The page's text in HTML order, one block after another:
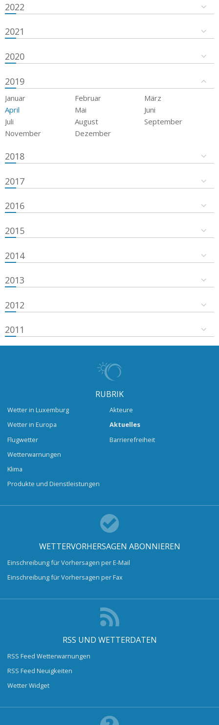
2022
2021
2020
2019
Januar Februar
März
April
Mai
Juni
Juli
August
September
November
Dezember
2018
2017
2016
2015
2014
2013
2012
2011
RUBRIK
Wetter in Luxemburg
Wetter in Europa
Flugwetter
Wetterwarnungen
Klima
Produkte und Dienstleistungen
Akteure
Aktuelles
Barrierefreiheit
WETTERVORHERSAGEN ABONNIEREN
Einschreibung für Vorhersagen per E-Mail
Einschreibung für Vorhersagen per Fax
RSS UND WETTERDATEN
RSS Feed Wetterwarnungen
RSS Feed Neuigkeiten
Wetter Widget